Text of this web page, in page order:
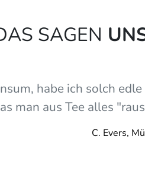
SAGEN
habe ich solch
man aus Tee alles
C. Evers,